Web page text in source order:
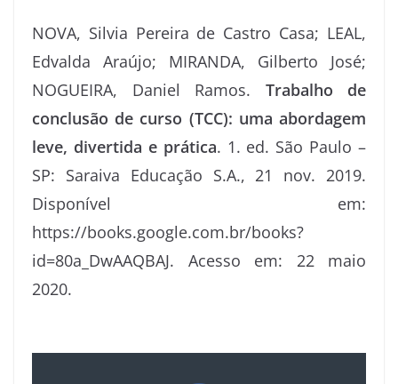
NOVA, Silvia Pereira de Castro Casa; LEAL,
Edvalda Araújo; MIRANDA, Gilberto José;
NOGUEIRA, Daniel Ramos. Trabalho de
conclusão de curso (TCC): uma abordagem
leve, divertida e prática. 1. ed. São Paulo –
SP: Saraiva Educação S.A., 21 nov. 2019.
Disponível em:
https://books.google.com.br/books?
id=80a_DwAAQBAJ. Acesso em: 22 maio
2020.